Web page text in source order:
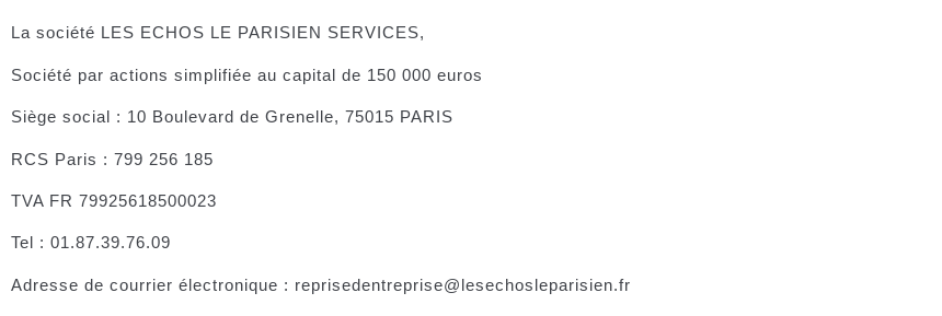
La société LES ECHOS LE PARISIEN SERVICES,
Société par actions simplifiée au capital de 150 000 euros
Siège social : 10 Boulevard de Grenelle, 75015 PARIS
RCS Paris : 799 256 185
TVA FR 79925618500023
Tel : 01.87.39.76.09
Adresse de courrier électronique : reprisedentreprise@lesechosleparisien.fr